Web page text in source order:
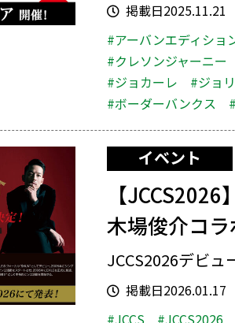
掲載日2025.11.21
#アーバンエディショ
#クレソンジャーニー
#ジョカーレ
#ジョ
#ボーダーバンクス
イベント
【
木場俊介コラ
JCCS2026デビュ
掲載日2026.01.17
#JCCS
#JCCS2026